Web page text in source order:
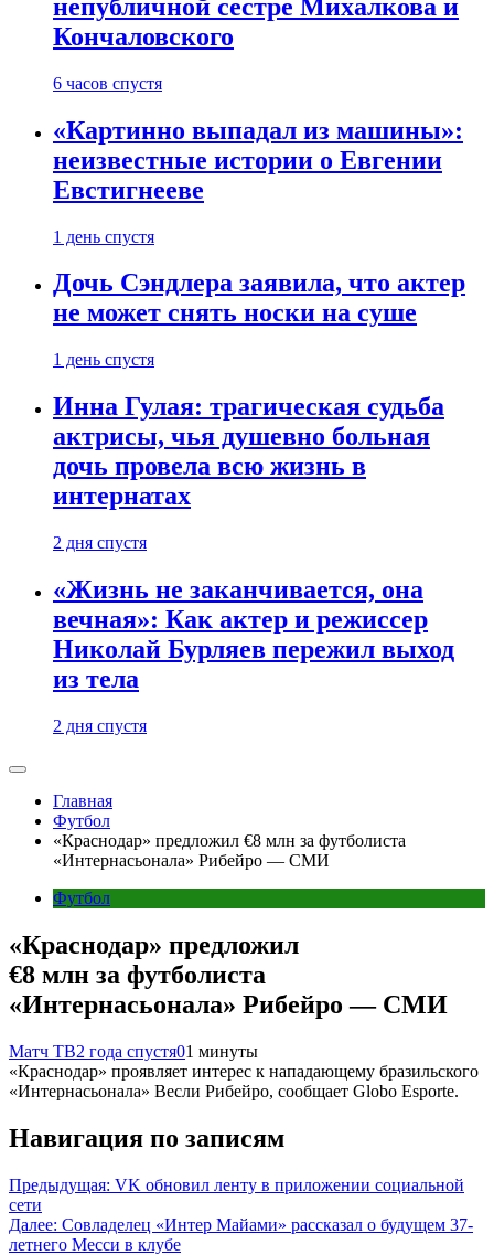
непубличной сестре Михалкова и
Кончаловского
6 часов спустя
«Картинно выпадал из машины»:
неизвестные истории о Евгении
Евстигнееве
1 день спустя
Дочь Сэндлера заявила, что актер
не может снять носки на суше
1 день спустя
Инна Гулая: трагическая судьба
актрисы, чья душевно больная
дочь провела всю жизнь в
интернатах
2 дня спустя
«Жизнь не заканчивается, она
вечная»: Как актер и режиссер
Николай Бурляев пережил выход
из тела
2 дня спустя
Главная
Футбол
«Краснодар» предложил €8 млн за футболиста
«Интернасьонала» Рибейро — СМИ
Футбол
«Краснодар» предложил
€8 млн за футболиста
«Интернасьонала» Рибейро — СМИ
Матч ТВ2 года спустя01 минуты
«Краснодар» проявляет интерес к нападающему бразильского
«Интернасьонала» Весли Рибейро, сообщает Globo Esporte.
Навигация по записям
Предыдущая: VK обновил ленту в приложении социальной
сети
Далее: Совладелец «Интер Майами» рассказал о будущем 37-
летнего Месси в клубе